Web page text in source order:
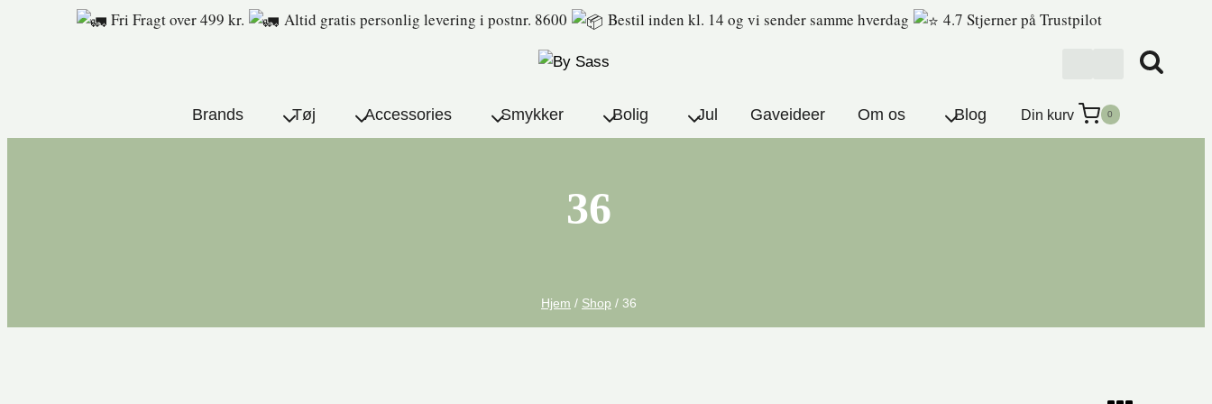
Fri Fragt over 499 kr. Altid gratis personlig levering i postnr. 8600 Bestil inden kl. 14 og vi sender samme hverdag 4.7 Stjerner på Trustpilot
Brands Tøj Accessories Smykker Bolig Jul Gaveideer Om os Blog Din kurv 0
36
Hjem / Shop / 36